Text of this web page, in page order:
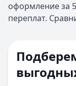
оформление за
переплат.